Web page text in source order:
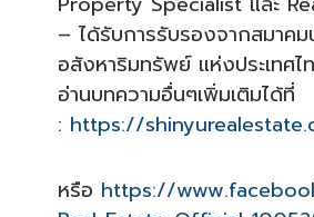
– ได้รับการรับรองจากสมาคม
อสังหาริมทรัพย์ แห่งประเทศไ
อ่านบทความอื่นๆเพิ่มเติมได้ที่
: https://
หรือ https://